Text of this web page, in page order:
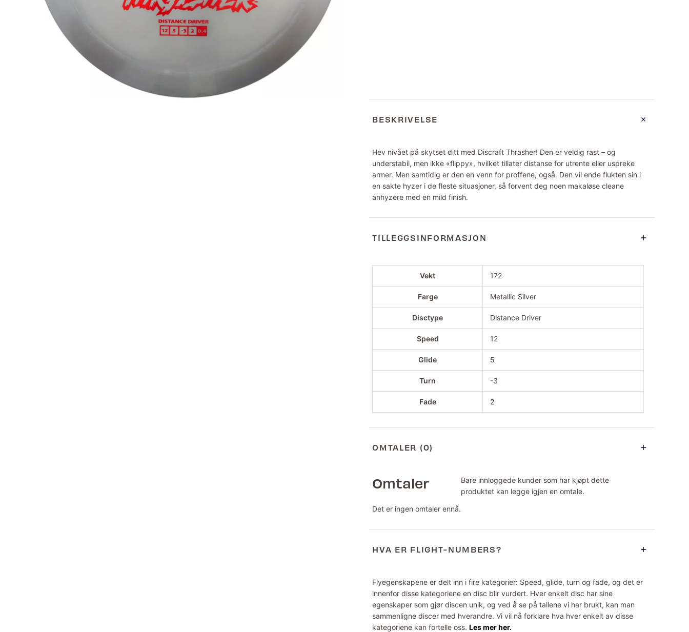
BESKRIVELSE
Hev nivået på skytset ditt med Discraft Thrasher! Den er veldig rast – og
understabil, men ikke «flippy», hvilket tillater distanse for utrente eller uspreke
armer. Men samtidig er den en venn for proffene, også. Den vil ende flukten sin i
en sakte hyzer i de fleste situasjoner, så forvent deg noen makaløse cleane
anhyzere med en mild finish.
TILLEGGSINFORMASJON
Vekt 172
Farge Metallic Silver
Disctype Distance Driver
Speed 12
Glide 5
Turn -3
Fade 2
OMTALER (0)
Omtaler
Det er ingen omtaler ennå.
Bare innloggede kunder som har kjøpt dette
produktet kan legge igjen en omtale.
HVA ER FLIGHT-NUMBERS?
Flyegenskapene er delt inn i fire kategorier: Speed, glide, turn og fade, og det er
innenfor disse kategoriene en disc blir vurdert. Hver enkelt disc har sine
egenskaper som gjør discen unik, og ved å se på tallene vi har brukt, kan man
sammenligne discer med hverandre. Vi vil nå forklare hva hver enkelt av disse
kategoriene kan fortelle oss.Les mer her.